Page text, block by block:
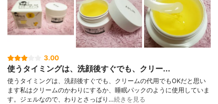
3.00
使うタイミングは、洗顔後すぐでも、クリー...
使うタイミングは、洗顔後すぐでも、クリームの代用でもOKだと思い
ます私はクリームのかわりにするか、睡眠パックのように使用していま
す。ジェルなので、わりとさっぱり…続きを見る